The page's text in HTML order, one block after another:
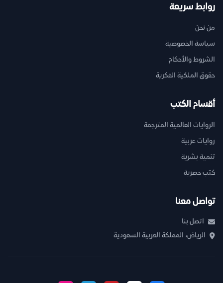
روابط سريعة
من نحن
سياسة الخصوصية
الشروط والأحكام
حقوق الملكية الفكرية
أقسام الكتب
الروايات العالمية المترجمة
روايات عربية
تنمية بشرية
كتب حصرية
تواصل معنا
اتصل بنا
الرياض، المملكة العربية السعودية